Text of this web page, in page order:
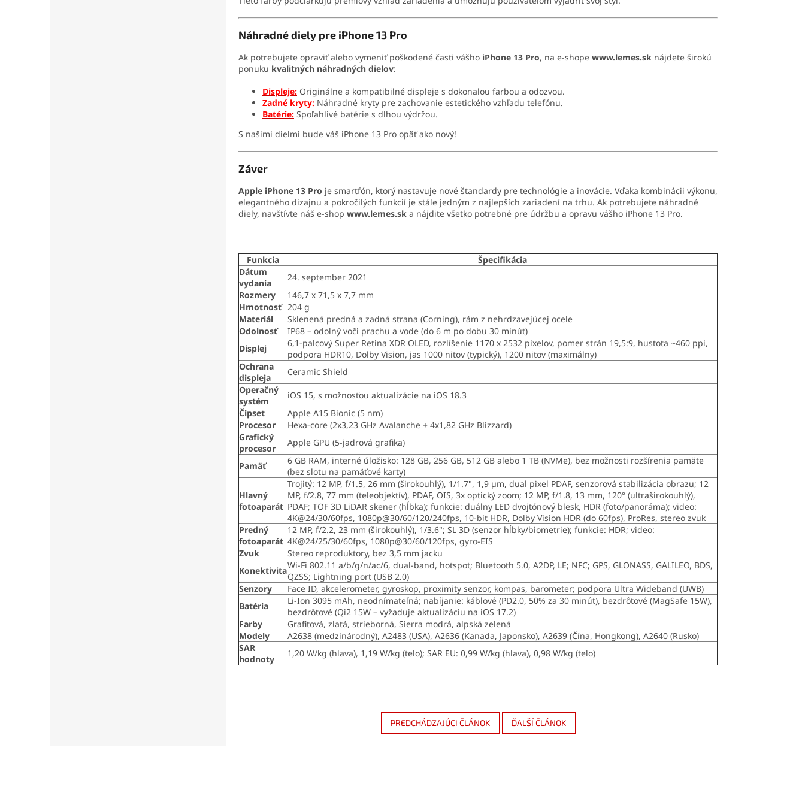
Náhradné diely pre iPhone 13 Pro
Ak potrebujete opraviť alebo vymeniť poškodené časti vášho iPhone 13 Pro, na e-shope www.lemes.sk nájdete širokú
ponuku kvalitných náhradných dielov:
Displeje: Originálne a kompatibilné displeje s dokonalou farbou a odozvou.
Zadné kryty: Náhradné kryty pre zachovanie estetického vzhľadu telefónu.
Batérie: Spoľahlivé batérie s dlhou výdržou.
S našimi dielmi bude váš iPhone 13 Pro opäť ako nový!
Záver
Apple iPhone 13 Pro je smartfón, ktorý nastavuje nové štandardy pre technológie a inovácie. Vďaka kombinácii výkonu,
elegantného dizajnu a pokročilých funkcií je stále jedným z najlepších zariadení na trhu. Ak potrebujete náhradné
diely, navštívte náš e-shop www.lemes.sk a nájdite všetko potrebné pre údržbu a opravu vášho iPhone 13 Pro.
Funkcia
Špecifikácia
Dátum
vydania
24. september 2021
Rozmery
146,7 x 71,5 x 7,7 mm
Hmotnosť 204 g
Materiál
Sklenená predná a zadná strana (Corning), rám z nehrdzavejúcej ocele
Odolnosť
IP68 – odolný voči prachu a vode (do 6 m po dobu 30 minút)
Displej
6,1-palcový Super Retina XDR OLED, rozlíšenie 1170 x 2532 pixelov, pomer strán 19,5:9, hustota ~460 ppi,
podpora HDR10, Dolby Vision, jas 1000 nitov (typický), 1200 nitov (maximálny)
Ochrana
displeja
Ceramic Shield
Operačný
systém
iOS 15, s možnosťou aktualizácie na iOS 18.3
Čipset
Apple A15 Bionic (5 nm)
Procesor
Hexa-core (2x3,23 GHz Avalanche + 4x1,82 GHz Blizzard)
Grafický
procesor
Apple GPU (5-jadrová grafika)
Pamäť
6 GB RAM, interné úložisko: 128 GB, 256 GB, 512 GB alebo 1 TB (NVMe), bez možnosti rozšírenia pamäte
(bez slotu na pamäťové karty)
Hlavný
fotoaparát
Trojitý: 12 MP, f/1.5, 26 mm (širokouhlý), 1/1.7", 1,9 µm, dual pixel PDAF, senzorová stabilizácia obrazu; 12
MP, f/2.8, 77 mm (teleobjektív), PDAF, OIS, 3x optický zoom; 12 MP, f/1.8, 13 mm, 120° (ultraširokouhlý),
PDAF; TOF 3D LiDAR skener (hĺbka); funkcie: duálny LED dvojtónový blesk, HDR (foto/panoráma); video:
4K@24/30/60fps, 1080p@30/60/120/240fps, 10-bit HDR, Dolby Vision HDR (do 60fps), ProRes, stereo zvuk
Predný
fotoaparát
12 MP, f/2.2, 23 mm (širokouhlý), 1/3.6"; SL 3D (senzor hĺbky/biometrie); funkcie: HDR; video:
4K@24/25/30/60fps, 1080p@30/60/120fps, gyro-EIS
Zvuk
Stereo reproduktory, bez 3,5 mm jacku
KonektivitaWi-Fi 802.11 a/b/g/n/ac/6, dual-band, hotspot; Bluetooth 5.0, A2DP, LE; NFC; GPS, GLONASS, GALILEO, BDS,
QZSS; Lightning port (USB 2.0)
Senzory
Face ID, akcelerometer, gyroskop, proximity senzor, kompas, barometer; podpora Ultra Wideband (UWB)
Batéria
Li-Ion 3095 mAh, neodnímateľná; nabíjanie: káblové (PD2.0, 50% za 30 minút), bezdrôtové (MagSafe 15W),
bezdrôtové (Qi2 15W – vyžaduje aktualizáciu na iOS 17.2)
Farby
Grafitová, zlatá, strieborná, Sierra modrá, alpská zelená
Modely
A2638 (medzinárodný), A2483 (USA), A2636 (Kanada, Japonsko), A2639 (Čína, Hongkong), A2640 (Rusko)
SAR
hodnoty
1,20 W/kg (hlava), 1,19 W/kg (telo); SAR EU: 0,99 W/kg (hlava), 0,98 W/kg (telo)
PREDCHÁDZAJÚCI ČLÁNOK ĎALŠÍ ČLÁNOK